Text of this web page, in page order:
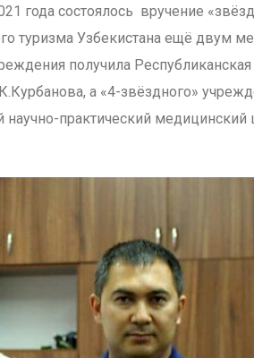
года состоялось вручение
туризма Узбекистана ещё двум
получила Республиканская
а «4-звёздного»
практический медицинский